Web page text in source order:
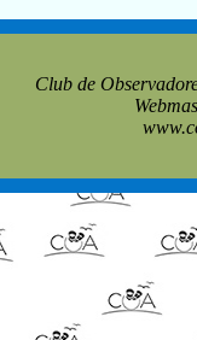
Club de